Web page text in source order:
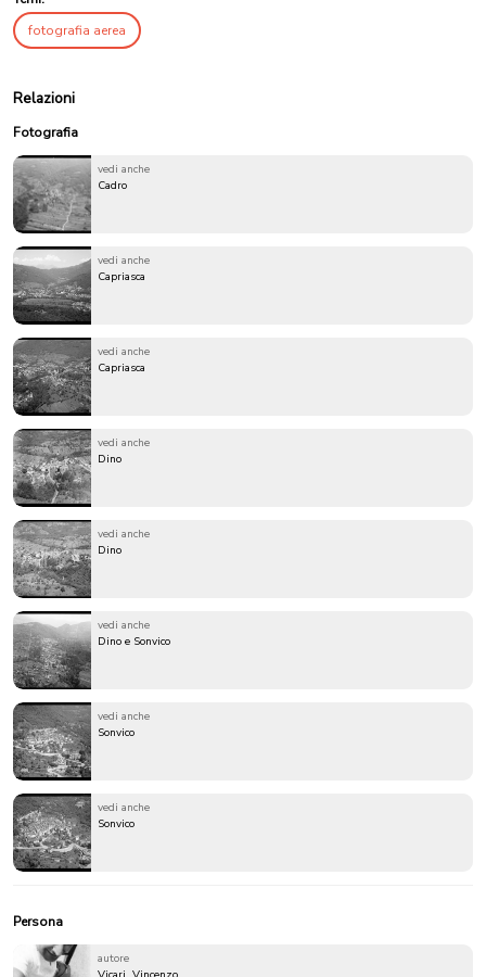
fotografia aerea
Relazioni
Fotografia
vedi anche
Cadro
vedi anche
Capriasca
vedi anche
Capriasca
vedi anche
Dino
vedi anche
Dino
vedi anche
Dino e Sonvico
vedi anche
Sonvico
vedi anche
Sonvico
Persona
autore